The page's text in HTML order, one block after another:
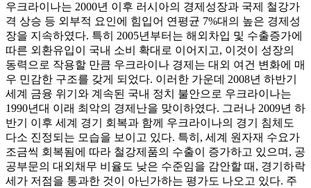
우크라이나는 2000년 이후 러시아의 경제성장과 국제 철강가
격 상승 등 외부적 요인에 힘입어 연평균 7%대의 높은 경제성
장을 지속하였다. 특히 2005년부터는 해외차입 및 수출증가에
따른 외환유입이 국내 소비 확대로 이어지고, 이것이 성장의
동력으로 작용할 만큼 우크라이나 경제는 대외 여건 변화에 매
우 민감한 구조를 갖게 되었다. 이러한 가운데 2008년 하반기
세계 금융 위기와 계속된 국내 정치 불안으로 우크라이나는
1990년대 이래 최악의 경제난을 맞이하였다. 그러나 2009년 하
반기 이후 세계 경기 회복과 함께 우크라이나의 경기 침체도
다소 진정되는 모습을 보이고 있다. 특히, 세계 원자재 수요가
조금씩 회복됨에 따라 철강제품의 수출이 증가하고 있으며, 공
공부문의 대외채무 비율도 낮은 수준임을 감안할 때, 경기하락
세가 저점을 통과한 것이 아닌가하는 평가도 나오고 있다. 주